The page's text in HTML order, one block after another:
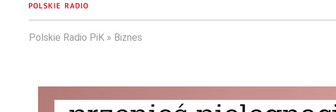
Polskie Radio PiK Biznes